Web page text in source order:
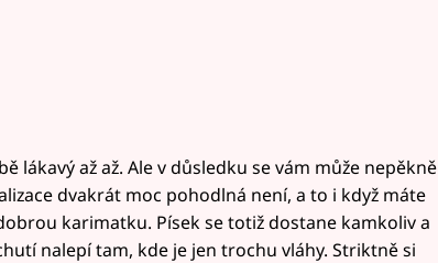
lákavý až až. Ale v důsledku se vám může nepěkně
dvakrát moc pohodlná není, a to i když máte
karimatku. Písek se totiž dostane kamkoliv a
nalepí tam, kde je jen trochu vláhy. Striktně si